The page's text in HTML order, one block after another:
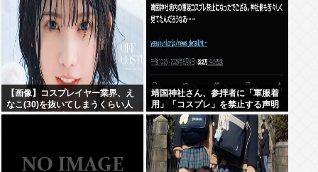
【画像】コスプレイヤー業界、え
なこ(30)を抜いてしまうくらい人
気の22歳の美少女が可愛すぎる
靖国神社さん、参拝者に「軍服着
用」「コスプレ」を禁止する声明
を出してしまうwww